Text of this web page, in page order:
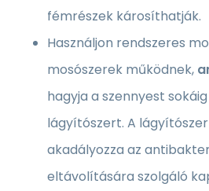
fémrészek károsíthatják.
Használjon rendszeres
mosószerek működnek,
hagyja a szennyest
lágyítószert. A
akadályozza az
eltávolítására szolgáló